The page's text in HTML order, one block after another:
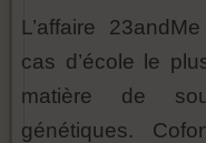
L’affaire
cas d’école le
matière de
génétiques.